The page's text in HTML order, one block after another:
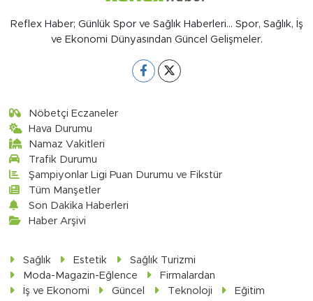
Reflex Haber; Günlük Spor ve Sağlık Haberleri... Spor, Sağlık, İş
ve Ekonomi Dünyasından Güncel Gelişmeler.
Nöbetçi Eczaneler
Hava Durumu
Namaz Vakitleri
Trafik Durumu
Şampiyonlar Ligi Puan Durumu ve Fikstür
Tüm Manşetler
Son Dakika Haberleri
Haber Arşivi
Sağlık Estetik
Sağlık Turizmi
Moda-Magazin-Eğlence
Firmalardan
İş ve Ekonomi
Güncel Teknoloji
Eğitim